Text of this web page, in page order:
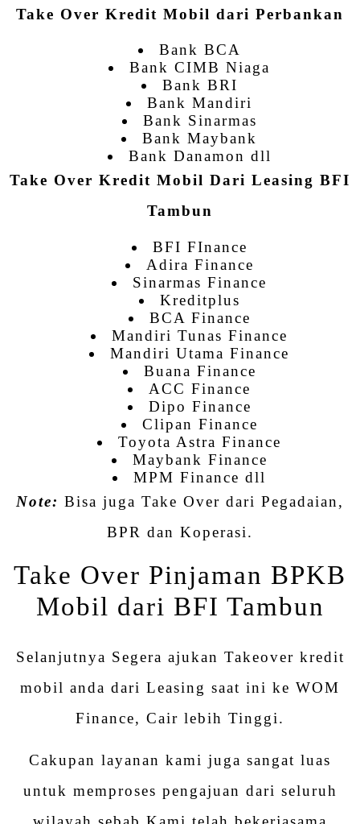
Take Over Kredit Mobil dari Perbankan
Bank BCA
Bank CIMB Niaga
Bank BRI
Bank Mandiri
Bank Sinarmas
Bank Maybank
Bank Danamon dll
Take Over Kredit Mobil Dari Leasing BFI
Tambun
BFI FInance
Adira Finance
Sinarmas Finance
Kreditplus
BCA Finance
Mandiri Tunas Finance
Mandiri Utama Finance
Buana Finance
ACC Finance
Dipo Finance
Clipan Finance
Toyota Astra Finance
Maybank Finance
MPM Finance dll
Note: Bisa juga Take Over dari Pegadaian,
BPR dan Koperasi.
Take Over Pinjaman BPKB
Mobil dari BFI Tambun
Selanjutnya Segera ajukan Takeover kredit
mobil anda dari Leasing saat ini ke WOM
Finance, Cair lebih Tinggi.
Cakupan layanan kami juga sangat luas
untuk memproses pengajuan dari seluruh